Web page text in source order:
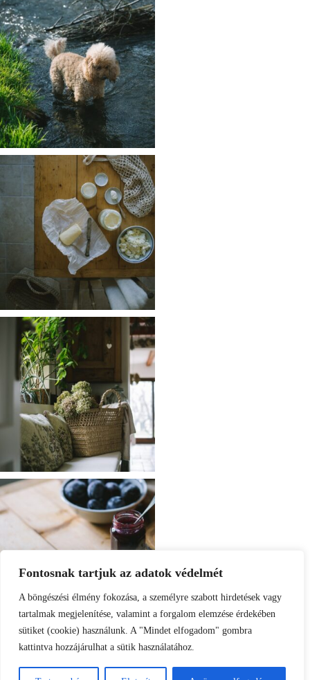
Fontosnak tartjuk az adatok védelmét
A böngészési élmény fokozása, a személyre szabott hirdetések vagy
tartalmak megjelenítése, valamint a forgalom elemzése érdekében
sütiket (cookie) használunk. A "Mindet elfogadom" gombra
kattintva hozzájárulhat a sütik használatához.